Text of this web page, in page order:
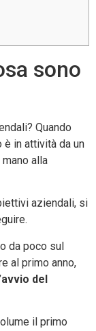
sono
Quando
è in attività da un
alla
aziendali, si
da poco sul
al primo anno,
del
il primo